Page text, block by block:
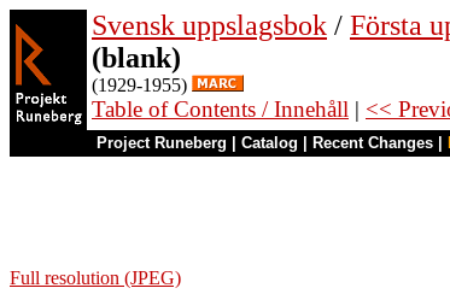
Svensk uppslagsbok / Första
(blank)
(1929-1955)
Table of Contents / Innehåll | <<
Project Runeberg Catalog Recent Changes
Full resolution (JPEG)